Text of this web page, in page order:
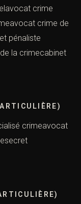
crime
crime de
pénaliste
la crimecabinet
crimeavocat